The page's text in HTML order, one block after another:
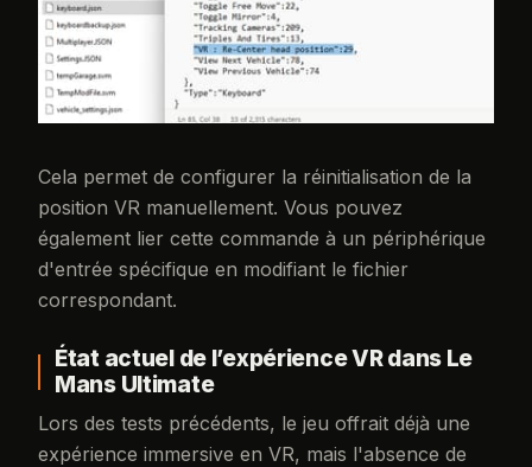
Cela permet de configurer la réinitialisation de la
position VR manuellement. Vous pouvez
également lier cette commande à un périphérique
d'entrée spécifique en modifiant le fichier
correspondant.
État actuel de l’expérience VR dans Le
Mans Ultimate
Lors des tests précédents, le jeu offrait déjà une
expérience immersive en VR, mais l'absence de